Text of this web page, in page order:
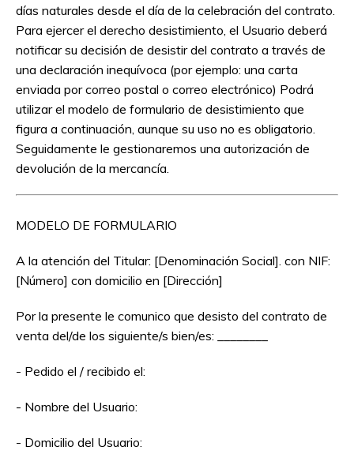
días naturales desde el día de la celebración del contrato.
Para ejercer el derecho desistimiento, el Usuario deberá
notificar su decisión de desistir del contrato a través de
una declaración inequívoca (por ejemplo: una carta
enviada por correo postal o correo electrónico) Podrá
utilizar el modelo de formulario de desistimiento que
figura a continuación, aunque su uso no es obligatorio.
Seguidamente le gestionaremos una autorización de
devolución de la mercancía.
MODELO DE FORMULARIO
A la atención del Titular: [Denominación Social]. con NIF:
[Número] con domicilio en [Dirección]
Por la presente le comunico que desisto del contrato de
venta del/de los siguiente/s bien/es: ________
- Pedido el / recibido el:
- Nombre del Usuario:
- Domicilio del Usuario: